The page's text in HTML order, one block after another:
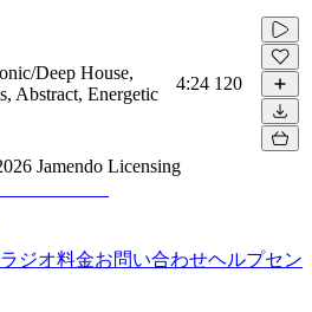
Deep House,
Abstract, Energetic
4:24 120
Jamendo Licensing
ジオ料金お問い合わせヘルプセン